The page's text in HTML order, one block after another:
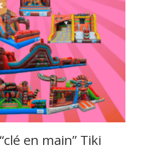
en main” Tiki